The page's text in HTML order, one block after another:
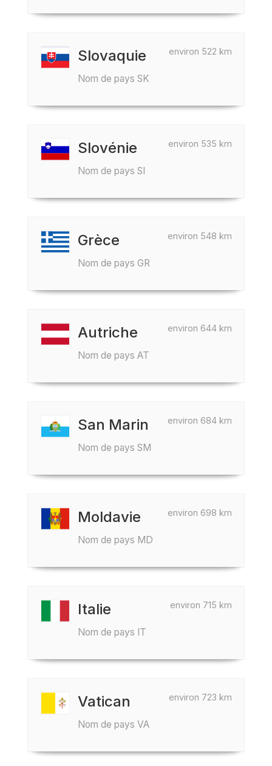
environ 522 km
Slovaquie
Nom de pays SK
environ 535 km
Slovénie
Nom de pays SI
environ 548 km
Grèce
Nom de pays GR
environ 644 km
Autriche
Nom de pays AT
environ 684 km
San Marin
Nom de pays SM
environ 698 km
Moldavie
Nom de pays MD
environ 715 km
Italie
Nom de pays IT
environ 723 km
Vatican
Nom de pays VA